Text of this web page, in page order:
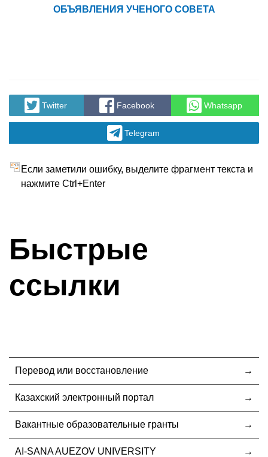
ОБЪЯВЛЕНИЯ УЧЕНОГО СОВЕТА
Twitter Facebook Whatsapp
Telegram
Если заметили ошибку, выделите фрагмент текста и
нажмите Ctrl+Enter
Быстрые
ссылки
Перевод или восстановление
Казахский электронный портал
Вакантные образовательные гранты
AI-SANA AUEZOV UNIVERSITY